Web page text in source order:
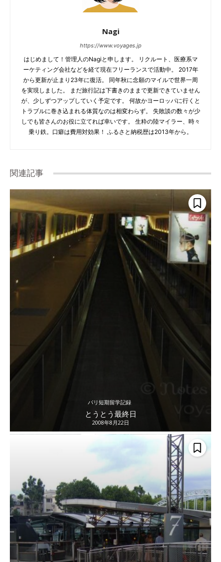
Nagi
https://www.voyages.jp
はじめまして！管理人のNagiと申します。 リクルート、医療系マ
ーケティング会社などを経て現在フリーランスで活動中。 2017年
から更新が止まり23年に復活。 同年秋に念願のマイルで世界一周
を実現しました。 まだ旅行記は下書きのままで更新できていません
が、少しずつアップしていく予定です。 何故かヨーロッパに行くと
トラブルに巻き込まれる体質なのは相変わらず。 失敗談の数々が少
しでも皆さんのお役に立てれば幸いです。 生粋の陸マイラー、時々
乗り鉄。口癖は費用対効果！ ふるさと納税歴は2013年から。
関連記事
パリ短期留学記録
とうとう最終日
2008年8月22日